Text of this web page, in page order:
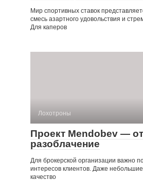
Мир спортивных ставок
смесь азартного удовольствия и
Для каперов
Лохотроны
Проект Mendobev —
разоблачение
Для брокерской организации важно
интересов клиентов. Даже
качество